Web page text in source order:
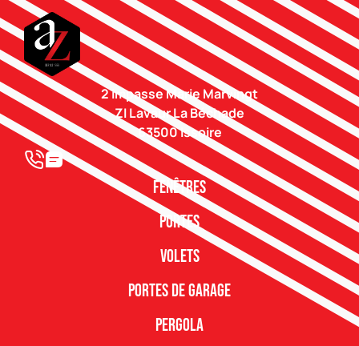
2 impasse Marie Marvingt
ZI Lavaur La Béchade
63500 Issoire
Fenêtres
Portes
Volets
Portes de garage
Pergola